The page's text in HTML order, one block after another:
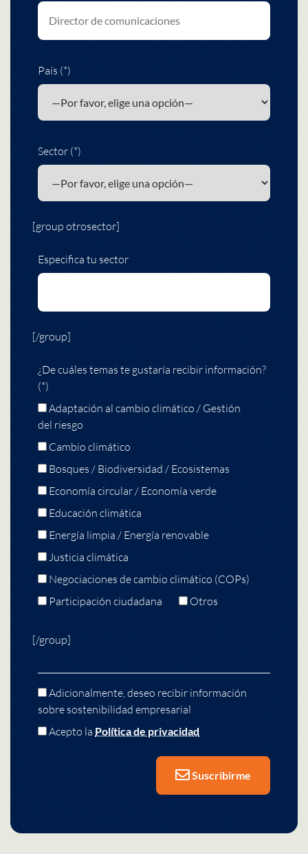
País (*)
Sector (*)
[group otrosector]
Especifica tu sector
[/group]
¿De cuáles temas te gustaría recibir información?
(*)
Adaptación al cambio climático / Gestión
del riesgo
Cambio climático
Bosques / Biodiversidad / Ecosistemas
Economía circular / Economía verde
Educación climática
Energía limpia / Energía renovable
Justicia climática
Negociaciones de cambio climático (COPs)
Participación ciudadana
Otros
[/group]
Adicionalmente, deseo recibir información
sobre sostenibilidad empresarial
Acepto la Política de privacidad
Suscribirme